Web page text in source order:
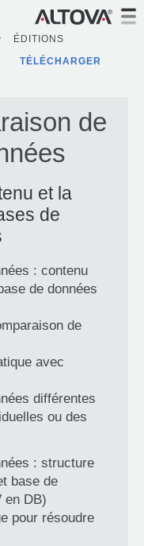
ÉDITIONS
TÉLÉCHARGER
de
et la
de
: contenu
de données
de
avec
différentes
ou des
: structure
base de
en DB)
pour résoudre